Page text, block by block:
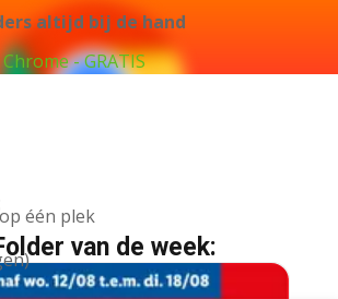
altijd bij de hand
- GRATIS
één plek
van de week: